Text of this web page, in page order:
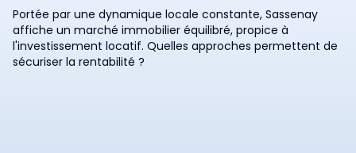
Portée par une dynamique locale constante, Sassenay
affiche un marché immobilier équilibré, propice à
l'investissement locatif. Quelles approches permettent de
sécuriser la rentabilité ?